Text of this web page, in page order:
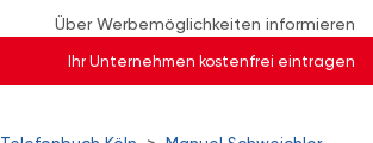
Über Werbemöglichkeiten informieren
Ihr Unternehmen kostenfrei eintragen